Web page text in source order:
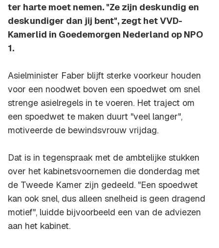
ter harte moet nemen. "Ze zijn deskundig en
deskundiger dan jij bent", zegt het VVD-
Kamerlid in Goedemorgen Nederland op NPO
1.
Asielminister Faber blijft sterke voorkeur houden
voor een noodwet boven een spoedwet om snel
strenge asielregels in te voeren. Het traject om
een spoedwet te maken duurt "veel langer",
motiveerde de bewindsvrouw vrijdag.
Dat is in tegenspraak met de ambtelijke stukken
over het kabinetsvoornemen die donderdag met
de Tweede Kamer zijn gedeeld. "Een spoedwet
kan ook snel, dus alleen snelheid is geen dragend
motief", luidde bijvoorbeeld een van de adviezen
aan het kabinet.